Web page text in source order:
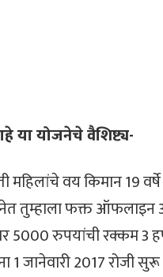
या योजनेचे वैशिष्ट्य-
महिलांचे वय किमान 19
तुम्हाला फक्त ऑफलाइन
5000 रुपयांची रक्कम 3
1 जानेवारी 2017 रोजी